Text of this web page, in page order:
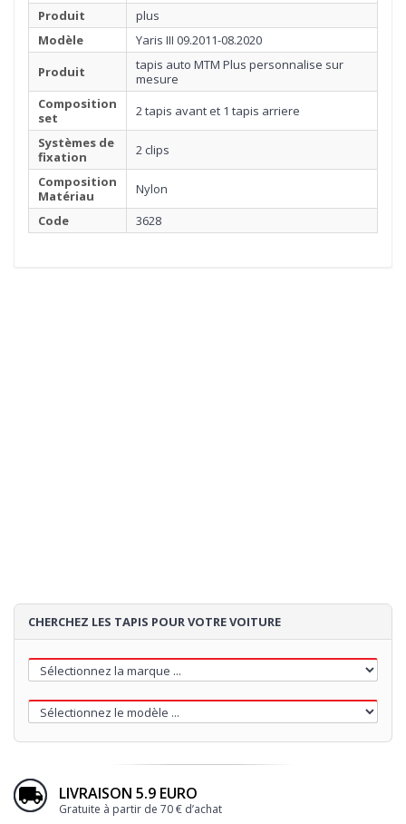
Produit
plus
Modèle
Yaris III 09.2011-08.2020
Produit
tapis auto MTM Plus personnalise sur
mesure
Composition
set
2 tapis avant et 1 tapis arriere
Systèmes de
fixation
2 clips
Composition
Matériau
Nylon
Code
3628
CHERCHEZ LES TAPIS POUR VOTRE VOITURE
LIVRAISON 5.9 EURO
Gratuite à partir de 70 € d’achat